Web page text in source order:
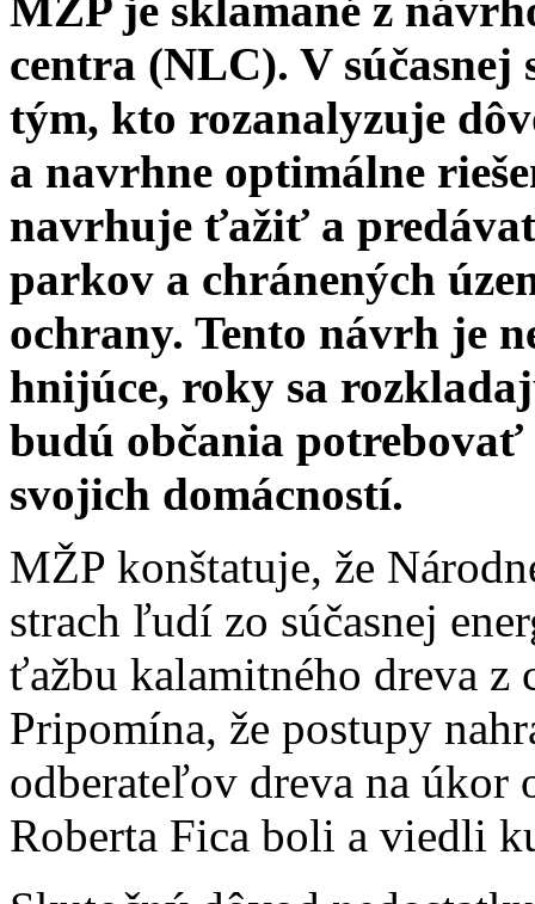
centra (NLC). V
tým, kto rozanalyzuje
a navrhne optimálne
navrhuje ťažiť a
parkov a chránených
ochrany. Tento návrh je
hnijúce, roky sa
budú občania potrebovať
svojich domácností.
MŽP konštatuje, že
strach ľudí zo súčasnej
ťažbu kalamitného dreva z
Pripomína, že postupy
odberateľov dreva na úkor
Roberta Fica boli a viedli